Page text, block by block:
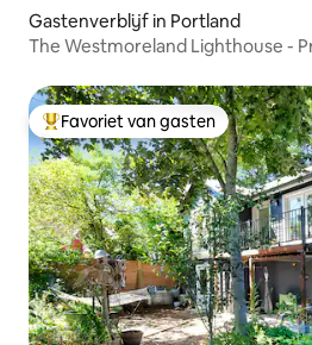
Gastenverblijf in Portland
The Westmoreland Lighthouse -
Topfavoriet van gasten
Favoriet van gasten